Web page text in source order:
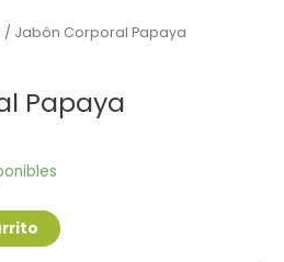
/ Jabón Corporal Papaya
Papaya